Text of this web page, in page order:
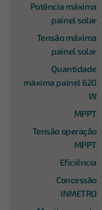
Potência máxima
painel solar
Tensão máxima
painel solar
Quantidade
máxima painel 620
W
MPPT
Tensão operação
MPPT
Eficiência
Concessão
INMETRO